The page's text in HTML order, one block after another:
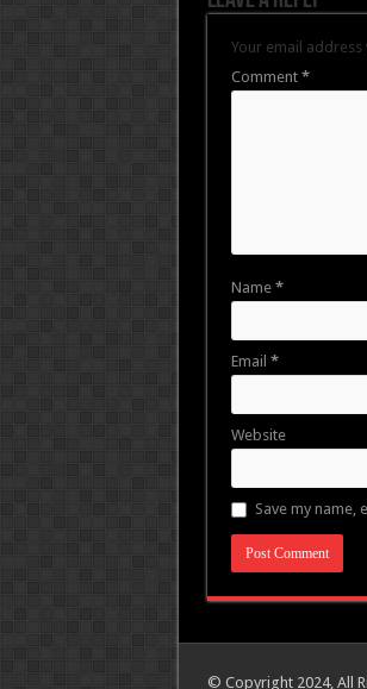
Your email
Comment *
Name *
Email *
Website
Save my
© Copyright 2024, All